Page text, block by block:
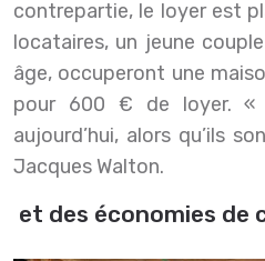
contrepartie, le loyer est
locataires, un jeune
âge, occuperont une
pour 600 € de loyer. «
aujourd’hui, alors qu’ils
Jacques Walton.
et des économies de